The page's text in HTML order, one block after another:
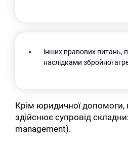
інших правових питань,
наслідками збройної
Крім юридичної
здійснює супровід
management).